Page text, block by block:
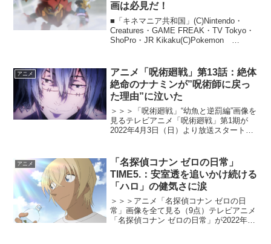
画は必見だ！
■「キネマニア共和国」(C)Nintendo・
Creatures・GAME FREAK・TV Tokyo・
ShoPro・JR Kikaku(C)Pokemon
アニメ
アニメ「呪術廻戦」第13話：絶体
絶命のナナミンが”呪術師に戻っ
た理由”に泣いた
＞＞＞「呪術廻戦」“幼魚と逆罰編”画像を
見るテレビアニメ「呪術廻戦」第1期が
2022年4月3日（日）より放送スタート。
定されている。本記事では、第13話を
cin...
アニメ
「名探偵コナン ゼロの日常」
TIME5.：安室透を追いかけ続ける
「ハロ」の健気さに涙
＞＞＞アニメ「名探偵コナン ゼロの日
常」画像を全て見る（9点）テレビアニメ
「名探偵コナン ゼロの日常」が2022年4